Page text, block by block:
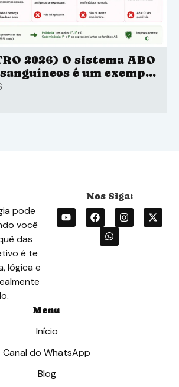
2026) O sistema ABO
é um exemplo
no qual três alelos
pode
você
das
é te
lógica e
Menu
Início
Canal do WhatsApp
Blog